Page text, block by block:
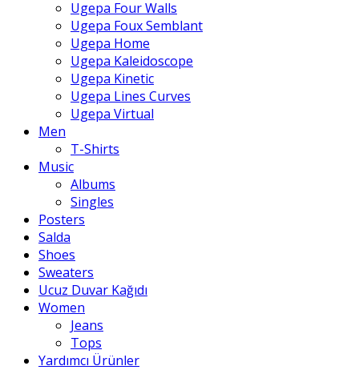
Ugepa Four Walls
Ugepa Foux Semblant
Ugepa Home
Ugepa Kaleidoscope
Ugepa Kinetic
Ugepa Lines Curves
Ugepa Virtual
Men
T-Shirts
Music
Albums
Singles
Posters
Salda
Shoes
Sweaters
Ucuz Duvar Kağıdı
Women
Jeans
Tops
Yardımcı Ürünler